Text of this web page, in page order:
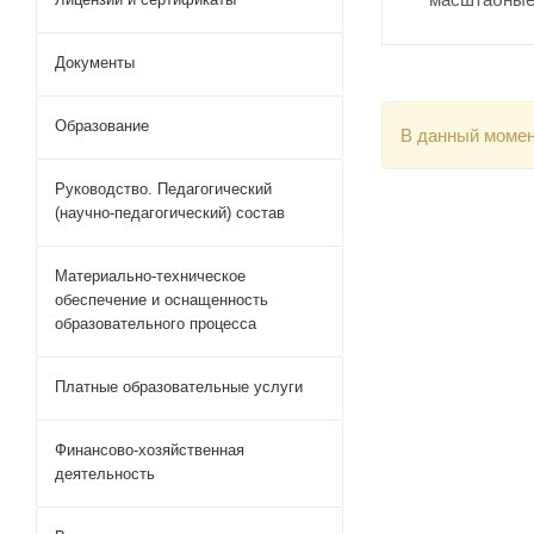
В данный
Документы
Образование
Руководство. Педагогический
(научно-педагогический) состав
Материально-техническое
обеспечение и оснащенность
образовательного процесса
Платные образовательные услуги
Финансово-хозяйственная
деятельность